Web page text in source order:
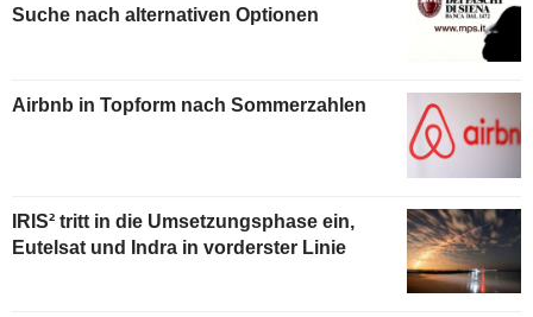
Suche nach alternativen Optionen
Airbnb in Topform nach Sommerzahlen
IRIS² tritt in die Umsetzungsphase ein,
Eutelsat und Indra in vorderster Linie